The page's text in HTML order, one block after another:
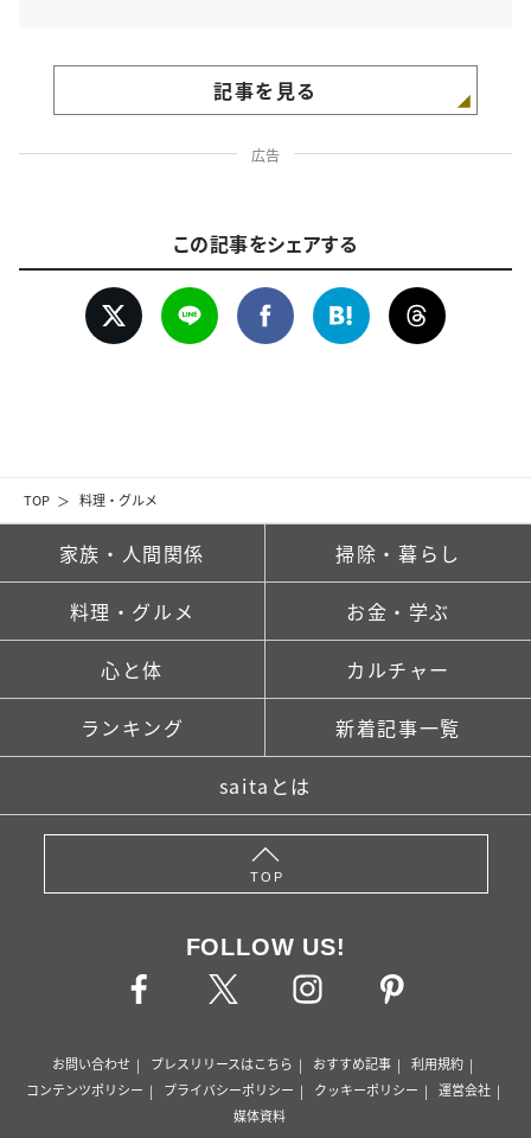
TOP 料理・グルメ
記事を見る
広告
この記事をシェアする
家族・人間関係 掃除・暮らし
料理・グルメ お金・学ぶ
心と体 カルチャー
ランキング 新着記事一覧
saitaとは
TOP
FOLLOW US!
お問い合わせ プレスリリースはこちら おすすめ記事
利用規約
コンテンツポリシー
プライバシーポリシー クッキーポリシー
運営会社
媒体資料